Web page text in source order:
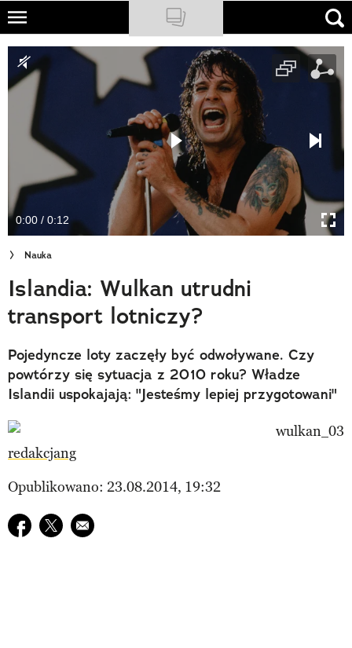
Skip
main
content
NATIONAL GEOGRAPHIC
TRAVELER
PODCASTY
Newsletter
Cuda Polski
Wielki Konkurs Fotograficzny
Trendbook Podróżniczy
Polecane
0:00 / 0:12
Nauka
Islandia: Wulkan utrudni
transport lotniczy?
Pojedyncze loty zaczęły być odwoływane. Czy
powtórzy się sytuacja z 2010 roku? Władze
Islandii uspokajają: "Jesteśmy lepiej przygotowani"
redakcjang
Opublikowano: 23.08.2014, 19:32
Udostępnij na facebook
Udostępnij na twitter
E-mail do przyjaciela